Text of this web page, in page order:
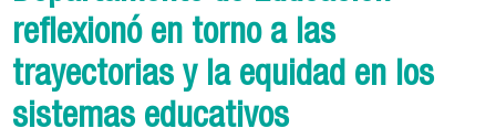
reflexionó en torno a las
trayectorias y la equidad en los
sistemas educativos